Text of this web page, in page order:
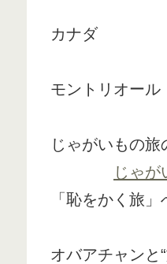
カナダ
モントリオール
じゃがいもの旅
じゃ
「恥をかく旅
オバアチャンと